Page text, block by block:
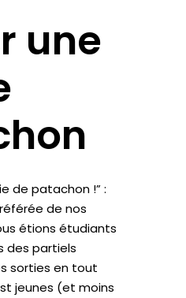
une
de patachon !” :
de nos
étions étudiants
des partiels
sorties en tout
jeunes (et moins